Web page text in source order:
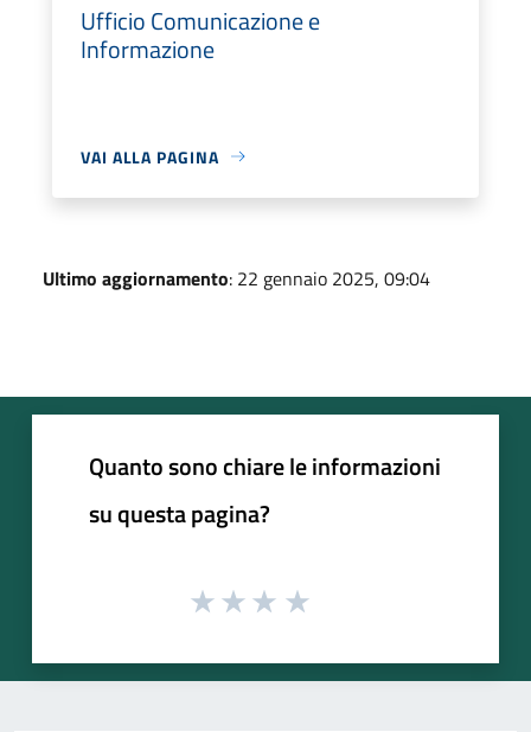
Ufficio Comunicazione e
Informazione
VAI ALLA PAGINA
Ultimo aggiornamento: 22 gennaio 2025, 09:04
Quanto sono chiare le informazioni
su questa pagina?